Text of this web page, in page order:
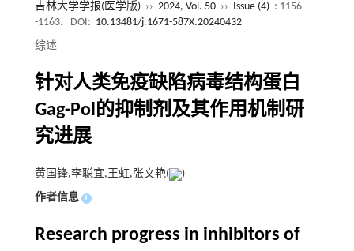
吉林大学学报(医学版) ›› 2024, Vol. 50 ›› Issue (4) : 1156
-1163.
DOI: 10.13481/j.1671-587X.20240432
综述
针对人类免疫缺陷病毒结构蛋白
Gag-Pol的抑制剂及其作用机制研
究进展
黄国锋,李聪宜,王虹,张文艳(
)
作者信息 +
Research progress in inhibitors of